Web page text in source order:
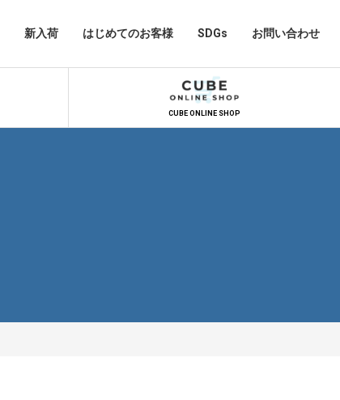
新入荷 はじめてのお客様 SDGs お問い合わせ
CUBE ONLINE SHOP